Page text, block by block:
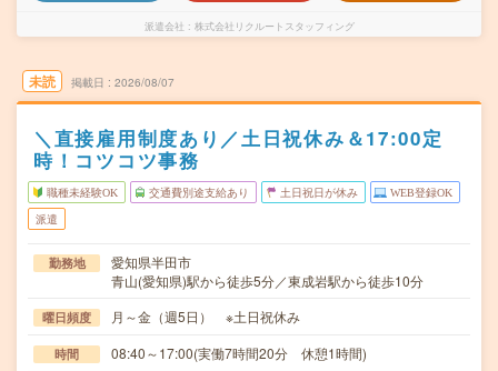
派遣会社 株式会社リクルートスタッフィング
未読 掲載日 2026/08/07
＼直接雇用制度あり／土日祝休み＆17:00定
時！コツコツ事務
職種未経験OK 交通費別途支給あり 土日祝日が休み WEB登録OK
派遣
勤務地
愛知県半田市
青山(愛知県)駅から徒歩5分／東成岩駅から徒歩10分
曜日頻度 月～金（週5日） ※土日祝休み
時間 08:40～17:00(実働7時間20分 休憩1時間)